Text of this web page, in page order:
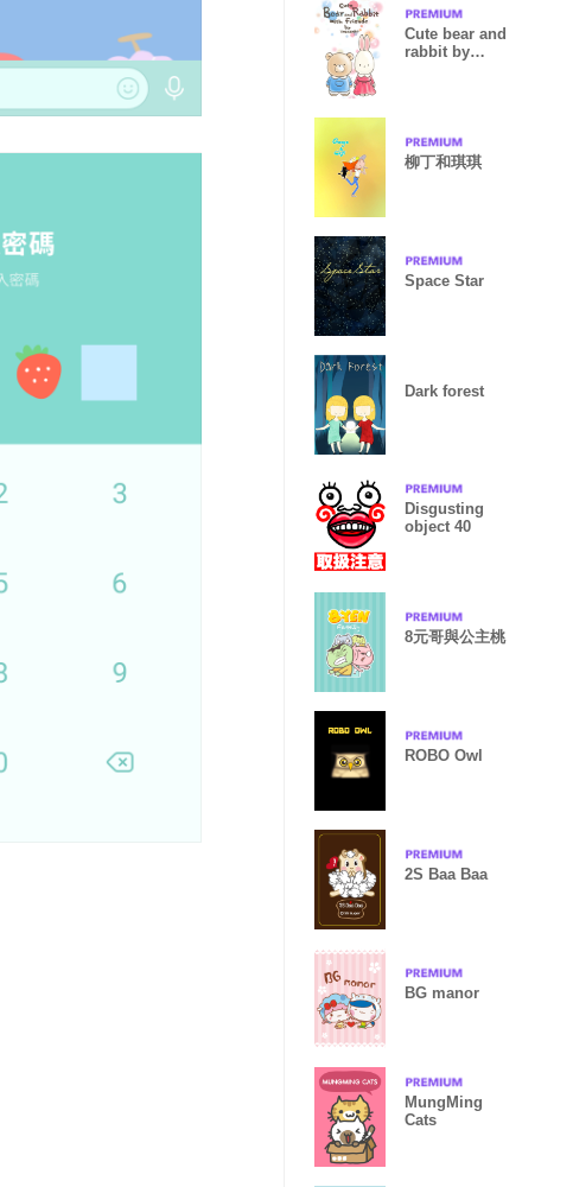
Cute bear and
rabbit by
柳丁和琪琪
Space Star
Dark forest
Disgusting
object 40
8元哥與公主桃
ROBO Owl
2S Baa Baa
BG manor
MungMing
Cats